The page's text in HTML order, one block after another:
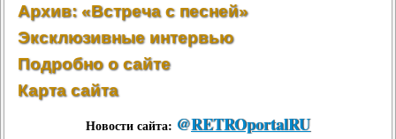
Архив: «Встреча с песней»
Эксклюзивные интервью
Подробно о сайте
Карта сайта
Новости сайта: @RETROportalRU